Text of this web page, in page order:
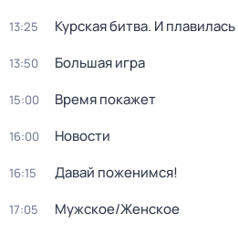
13:25 Курская битва. И
13:50 Большая игра
15:00 Время покажет
16:00 Новости
16:15 Давай поженимся!
17:05 Мужское/Женское